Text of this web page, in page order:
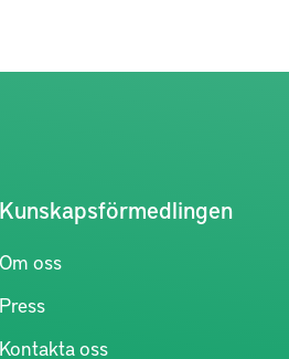
Kunskapsförmedlingen
Om oss
Press
Kontakta oss